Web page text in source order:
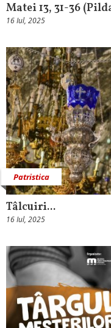
Matei 13, 31-36
16 Iul, 2025
Patristica
Tâlcuiri...
16 Iul, 2025